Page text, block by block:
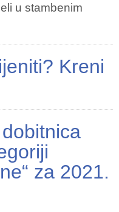
u stambenim
Kreni
za 2021.